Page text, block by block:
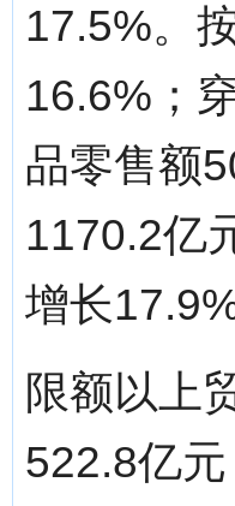
17.5%。
16.6%；
品零售额
1170.2亿
增长17.9%
限额以上
522.8亿